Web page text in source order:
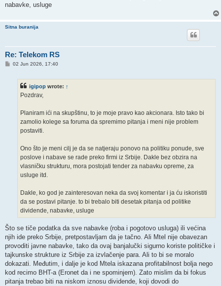
nabavke, usluge
Sitna buranija
Re: Telekom RS
P02 Jun 2026, 17:40
igipop wrote: ↑
Pozdrav,
Planiram ići na skupštinu, to je moje pravo kao akcionara. Isto tako bi
zamolio kolege sa foruma da spremimo pitanja i meni nije problem
postaviti.
Ono što je meni cilj je da se natjeraju ponovo na politiku ponude, sve
poslove i nabave se rade preko firmi iz Srbije. Dakle bez obzira na
vlasničku strukturu, mora postojati tender za nabavku opreme, za
usluge itd.
Dakle, ko god je zainteresovan neka da svoj komentar i ja ću iskoristiti
da se postavi pitanje. to bi trebalo biti desetak pitanja od politike
dividende, nabavke, usluge
Što se tiče podatka da sve nabavke (roba i pogotovo usluga) ili većina
njih ide preko Srbije, pretpostavljam da je tačno. Ali Mtel nije obavezan
provoditi javne nabavke, tako da ovaj banjalučki sigurno koriste političke i
tajkunske strukture iz Srbije za izvlačenje para. Ali to bi se moralo
dokazati. Međutim, i dalje je kod Mtela iskazana profitabilnost bolja nego
kod recimo BHT-a (Eronet da i ne spominjem). Zato mislim da bi fokus
pitanja trebao biti na niskom iznosu dividende, koji dovodi do